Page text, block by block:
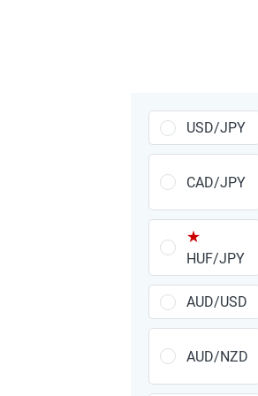
GBP/JPY
AUD/JPY
NZD/JPY
CAD/JPY
CHF/JPY
USD/JPY
CAD/JPY
★
HUF/JPY
AUD/USD
AUD/NZD